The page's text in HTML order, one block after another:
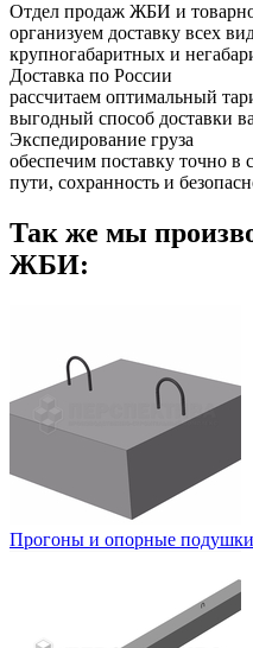
Отдел продаж ЖБИ и
организуем доставку всех
крупногабаритных и
Доставка по России
рассчитаем оптимальный
выгодный способ доставки
Экспедирование груза
обеспечим поставку точно в
пути, сохранность и
Так же мы
ЖБИ:
Прогоны и опорные подушки